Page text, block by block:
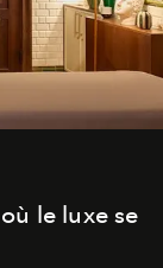
le luxe se